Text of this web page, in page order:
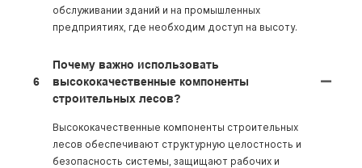
обслуживании зданий и на промышленных
предприятиях, где необходим доступ на высоту.
6
Почему важно использовать
высококачественные компоненты
строительных лесов?
Высококачественные компоненты строительных
лесов обеспечивают структурную целостность и
безопасность системы, защищают рабочих и